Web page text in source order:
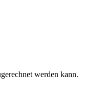
werden kann.